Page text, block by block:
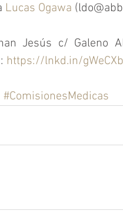
Lucas Ogawa
Jesús c/ Galeno
https://lnkd.in/
#ComisionesMedicas